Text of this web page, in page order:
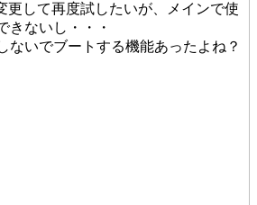
更して再度試したいが、メインで使
きないし・・・
ないでブートする機能あったよね？